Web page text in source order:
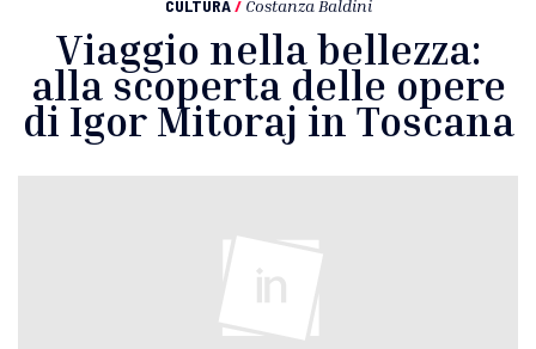
CULTURA / Costanza Baldini
Viaggio nella bellezza:
alla scoperta delle opere
di Igor Mitoraj in Toscana